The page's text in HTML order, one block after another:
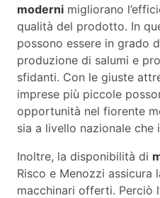
moderni migliorano
qualità del prodotto. In
possono essere in grado
produzione di salumi e
sfidanti. Con le giuste
imprese più piccole
opportunità nel fiorente
sia a livello nazionale che
Inoltre, la disponibilità di
Risco e Menozzi assicura
macchinari offerti. Perciò